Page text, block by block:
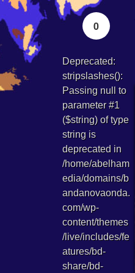
0
Deprecated:
stripslashes():
Passing null to
parameter #1
($string) of type
string is
deprecated in
/home/abelham
edia/domains/b
andanovaonda.
com/wp-
content/themes
/live/includes/fe
atures/bd-
share/bd-